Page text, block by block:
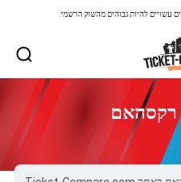
עשויים להיות גבוהים מהשוק הרשמי.
רקסהאם